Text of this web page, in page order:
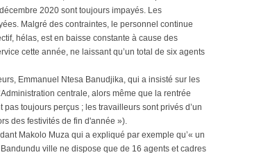
2020 sont toujours impayés. Les
Malgré des contraintes, le personnel continue
hélas, est en baisse constante à cause des
cette année, ne laissant qu’un total de six agents
Emmanuel Ntesa Banudjika, qui a insisté sur les
centrale, alors même que la rentrée
toujours perçus ; les travailleurs sont privés d’un
des festivités de fin d'année »).
Makolo Muza qui a expliqué par exemple qu’« un
ville ne dispose que de 16 agents et cadres